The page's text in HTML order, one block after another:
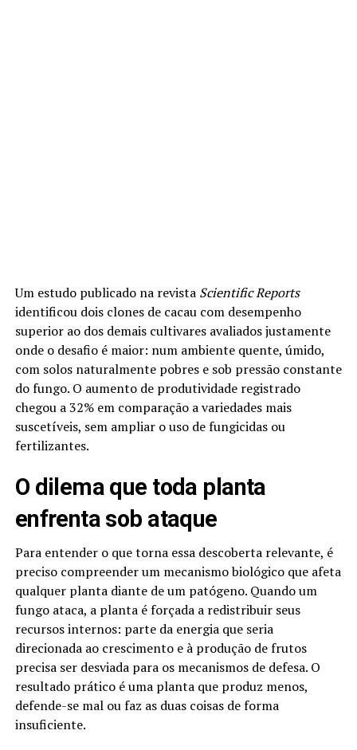
Um estudo publicado na revista Scientific Reports
identificou dois clones de cacau com desempenho
superior ao dos demais cultivares avaliados justamente
onde o desafio é maior: num ambiente quente, úmido,
com solos naturalmente pobres e sob pressão constante
do fungo. O aumento de produtividade registrado
chegou a 32% em comparação a variedades mais
suscetíveis, sem ampliar o uso de fungicidas ou
fertilizantes.
O dilema que toda planta
enfrenta sob ataque
Para entender o que torna essa descoberta relevante, é
preciso compreender um mecanismo biológico que afeta
qualquer planta diante de um patógeno. Quando um
fungo ataca, a planta é forçada a redistribuir seus
recursos internos: parte da energia que seria
direcionada ao crescimento e à produção de frutos
precisa ser desviada para os mecanismos de defesa. O
resultado prático é uma planta que produz menos,
defende-se mal ou faz as duas coisas de forma
insuficiente.